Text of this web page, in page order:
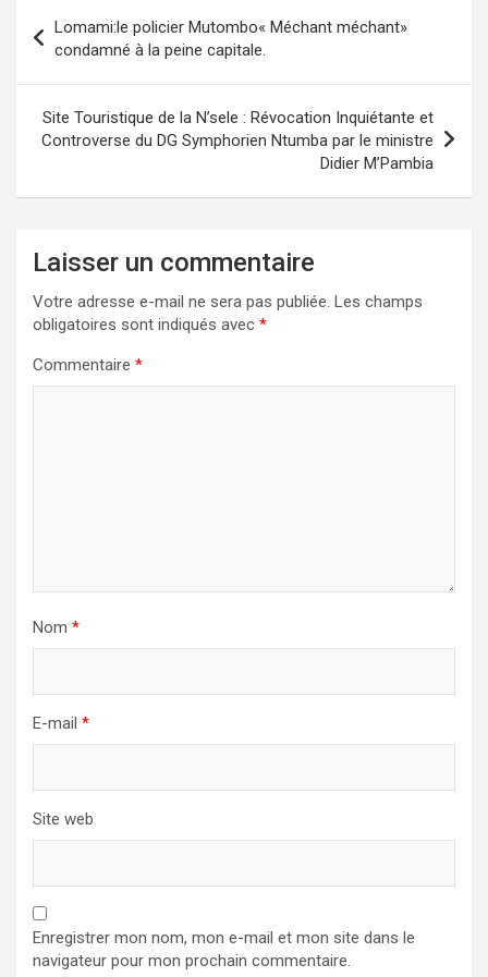
de
l’article
Lomami:le policier Mutombo« Méchant méchant»
condamné à la peine capitale.
Site Touristique de la N’sele : Révocation Inquiétante et
Controverse du DG Symphorien Ntumba par le ministre
Didier M’Pambia
Laisser un commentaire
Votre adresse e-mail ne sera pas publiée. Les champs
obligatoires sont indiqués avec *
Commentaire *
Nom *
E-mail *
Site web
Enregistrer mon nom, mon e-mail et mon site dans le
navigateur pour mon prochain commentaire.